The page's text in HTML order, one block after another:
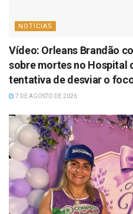
NOTÍCIAS
Vídeo: Orleans Brandão
sobre mortes no Hospital
tentativa de desviar o
7 DE AGOSTO DE 2026